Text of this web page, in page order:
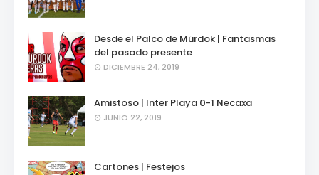
Desde el Palco de Mürdok | Fantasmas
del pasado presente
DICIEMBRE 24, 2019
Amistoso | Inter Playa 0-1 Necaxa
JUNIO 22, 2019
Cartones | Festejos